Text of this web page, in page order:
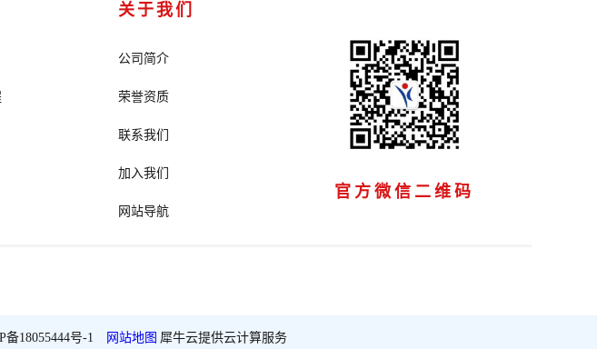
关于我们
公司简介
荣誉资质
联系我们
加入我们
网站导航
官方微信二维码
备18055444号-1 网站地图 犀牛云提供云计算服务